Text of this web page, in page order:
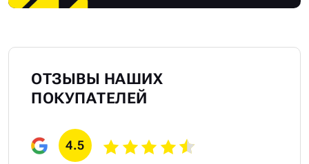
ОТЗЫВЫ НАШИХ
ПОКУПАТЕЛЕЙ
4.5